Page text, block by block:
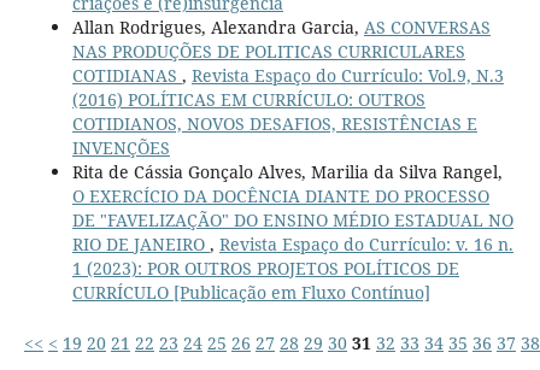
Allan Rodrigues, Alexandra Garcia, AS CONVERSAS
NAS PRODUÇÕES DE POLITICAS CURRICULARES
COTIDIANAS , Revista Espaço do Currículo: Vol.9, N.3
(2016) POLÍTICAS EM CURRÍCULO: OUTROS
COTIDIANOS, NOVOS DESAFIOS, RESISTÊNCIAS E
INVENÇÕES
Rita de Cássia Gonçalo Alves, Marilia da Silva Rangel,
O EXERCÍCIO DA DOCÊNCIA DIANTE DO PROCESSO
DE "FAVELIZAÇÃO" DO ENSINO MÉDIO ESTADUAL NO
RIO DE JANEIRO , Revista Espaço do Currículo: v. 16 n.
1 (2023): POR OUTROS PROJETOS POLÍTICOS DE
CURRÍCULO [Publicação em Fluxo Contínuo]
<< < 19 20 21 22 23 24 25 26 27 28 29 30 31 32 33 34 35 36 37 38